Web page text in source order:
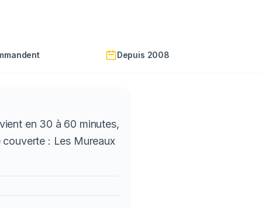
Depuis 2008
en 30 à 60 minutes,
: Les Mureaux